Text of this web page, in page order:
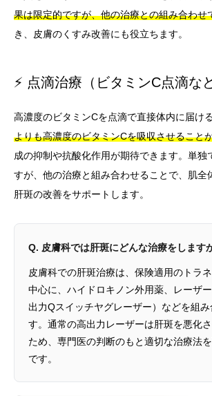
果は限定的ですが、他の治療との組み合わせ
き、皮膚のくすみ改善にも役立ちます。
⚡ 点滴治療（ビタミンC点滴な
高濃度のビタミンCを点滴で直接体内に届け
よりも高濃度のビタミンCを吸収させること
成の抑制や抗酸化作用が期待できます。単独
すが、他の治療と組み合わせることで、肌全
肝斑の改善をサポートします。
Q. 皮膚科では肝斑にどんな治療をします
皮膚科での肝斑治療は、保険適用のトラ
中心に、ハイドロキノン外用薬、レーザ
出力Qスイッチヤグレーザー）などを組み
す。通常の高出力レーザーは肝斑を悪化
ため、専門医の判断のもと適切な治療法
です。